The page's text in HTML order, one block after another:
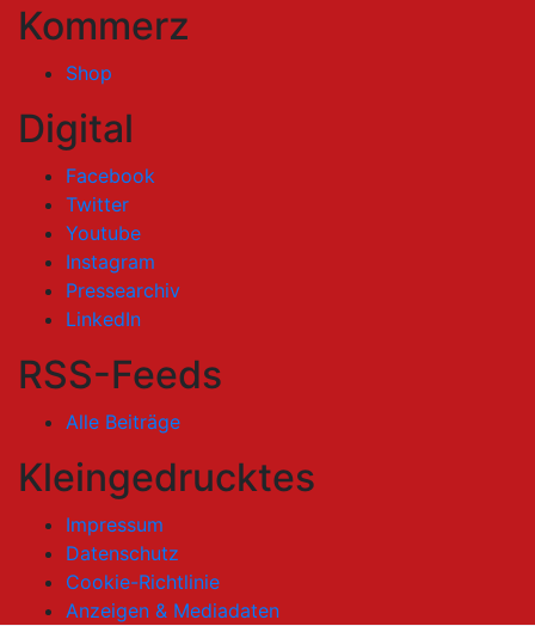
Kommerz
Shop
Digital
Facebook
Twitter
Youtube
Instagram
Pressearchiv
LinkedIn
RSS-Feeds
Alle Beiträge
Kleingedrucktes
Impressum
Datenschutz
Cookie-Richtlinie
Anzeigen & Mediadaten